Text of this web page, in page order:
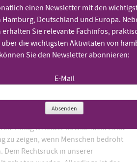
Uhr
Alltag ist leider hochaktuell. Es ist
zu zeigen, wenn Menschen bedroht
Dem Rechtsruck in unserer
einen Newsletter mit den
Hamburg, Deutschland und Europa.
Sie relevante Fachinfos,
die wichtigsten Aktivitäten von
können Sie den Newsletter abonnieren:
E-Mail
Absenden